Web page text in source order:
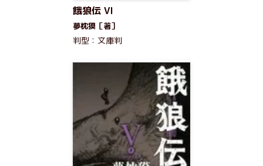
餓狼伝 VI
夢枕獏［著］
判型：文庫判